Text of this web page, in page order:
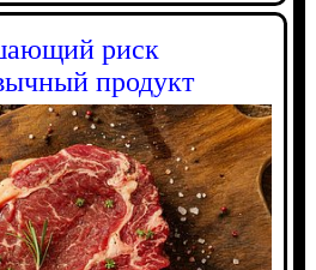
риск
продукт